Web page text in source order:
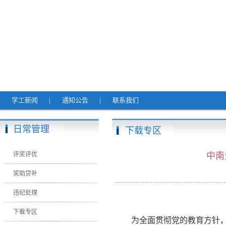
学工新闻 | 通知公告 | 联系我们
日常管理
评奖评优
奖助贷补
违纪处理
下载专区
下载专区
中
为全面贯彻党的教育方针